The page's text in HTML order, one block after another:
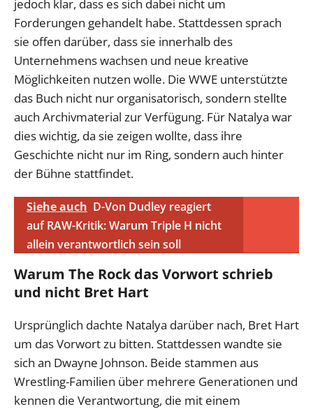
jedoch klar, dass es sich dabei nicht um
Forderungen gehandelt habe. Stattdessen sprach
sie offen darüber, dass sie innerhalb des
Unternehmens wachsen und neue kreative
Möglichkeiten nutzen wolle. Die WWE unterstützte
das Buch nicht nur organisatorisch, sondern stellte
auch Archivmaterial zur Verfügung. Für Natalya war
dies wichtig, da sie zeigen wollte, dass ihre
Geschichte nicht nur im Ring, sondern auch hinter
der Bühne stattfindet.
Siehe auch D-Von Dudley reagiert
auf RAW-Kritik: Warum Triple H nicht
allein verantwortlich sein soll
Warum The Rock das Vorwort schrieb
und nicht Bret Hart
Ursprünglich dachte Natalya darüber nach, Bret Hart
um das Vorwort zu bitten. Stattdessen wandte sie
sich an Dwayne Johnson. Beide stammen aus
Wrestling-Familien über mehrere Generationen und
kennen die Verantwortung, die mit einem